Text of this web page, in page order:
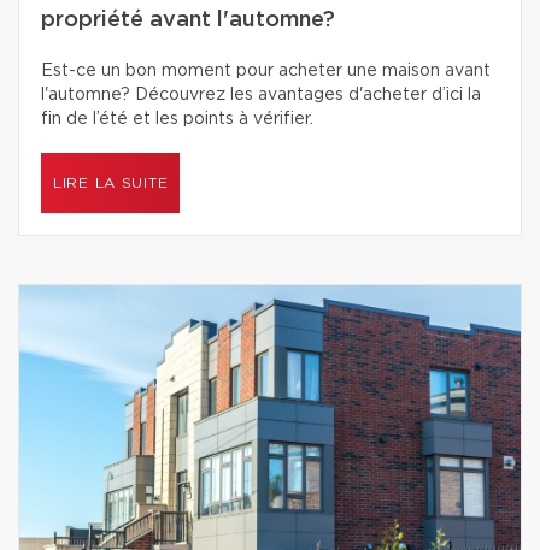
propriété avant l'automne?
Est-ce un bon moment pour acheter une maison avant
l'automne? Découvrez les avantages d'acheter d’ici la
fin de l’été et les points à vérifier.
LIRE LA SUITE